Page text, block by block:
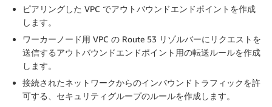
ピアリングした VPC でアウトバウンドエンドポイントを作成
します。
ワーカーノード用 VPC の Route 53 リゾルバーにリクエストを
送信するアウトバウンドエンドポイント用の転送ルールを作成
します。
接続されたネットワークからのインバウンドトラフィックを許
可する、セキュリティグループのルールを作成します。